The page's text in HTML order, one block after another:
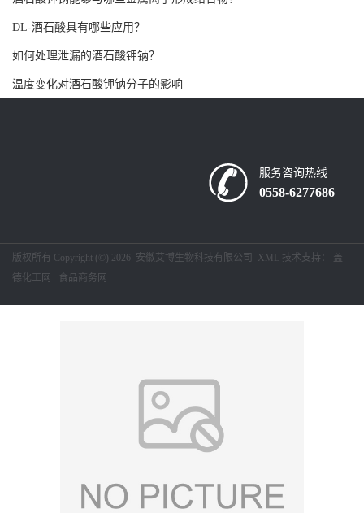
式
在
DL-酒石酸具有哪些应用？
如何处理泄漏的酒石酸钾钠？
温度变化对酒石酸钾钠分子的影响
服务咨询热线
0558-6277686
版权所有 Copyright (©) 2026 安徽艾博生物科技有限公司 XML 技术支持： 盖
德化工网
食品商务网